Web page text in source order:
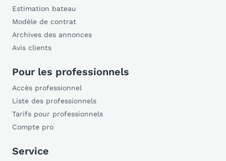
Estimation bateau
Modèle de contrat
Archives des annonces
Avis clients
Pour les professionnels
Accès professionnel
Liste des professionnels
Tarifs pour professionnels
Compte pro
Service